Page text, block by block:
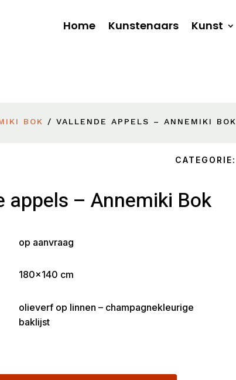
Home Kunstenaars Kunst
BOK / VALLENDE APPELS – ANNEMIKI BOK
CATEGORIE:
appels – Annemiki Bok
op aanvraag
180×140 cm
olieverf op linnen – champagnekleurige
baklijst